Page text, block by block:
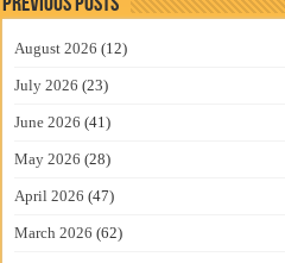
August 2026 (12)
July 2026 (23)
June 2026 (41)
May 2026 (28)
April 2026 (47)
March 2026 (62)